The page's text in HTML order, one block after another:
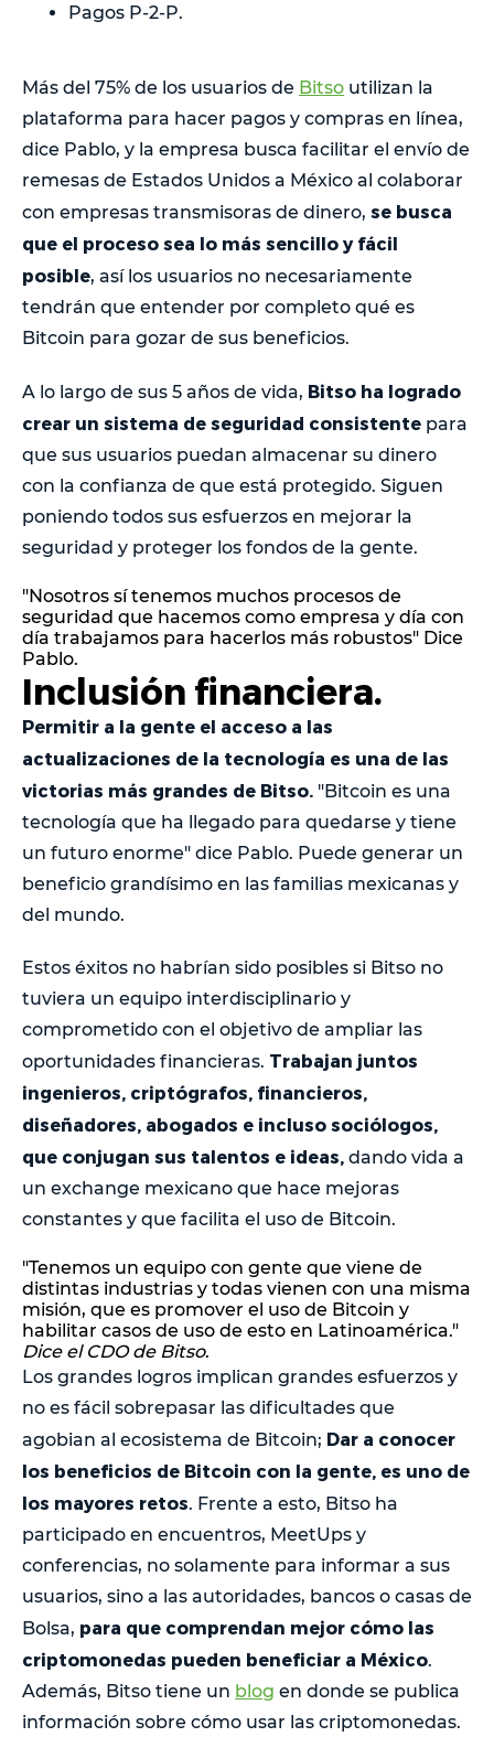
Pagos P-2-P.
Más del 75% de los usuarios de Bitso utilizan la
plataforma para hacer pagos y compras en línea,
dice Pablo, y la empresa busca facilitar el envío de
remesas de Estados Unidos a México al colaborar
con empresas transmisoras de dinero, se busca
que el proceso sea lo más sencillo y fácil
posible, así los usuarios no necesariamente
tendrán que entender por completo qué es
Bitcoin para gozar de sus beneficios.
A lo largo de sus 5 años de vida, Bitso ha logrado
crear un sistema de seguridad consistente para
que sus usuarios puedan almacenar su dinero
con la confianza de que está protegido. Siguen
poniendo todos sus esfuerzos en mejorar la
seguridad y proteger los fondos de la gente.
"Nosotros sí tenemos muchos procesos de
seguridad que hacemos como empresa y día con
día trabajamos para hacerlos más robustos" Dice
Pablo.
Inclusión financiera.
Permitir a la gente el acceso a las
actualizaciones de la tecnología es una de las
victorias más grandes de Bitso. "Bitcoin es una
tecnología que ha llegado para quedarse y tiene
un futuro enorme" dice Pablo. Puede generar un
beneficio grandísimo en las familias mexicanas y
del mundo.
Estos éxitos no habrían sido posibles si Bitso no
tuviera un equipo interdisciplinario y
comprometido con el objetivo de ampliar las
oportunidades financieras. Trabajan juntos
ingenieros, criptógrafos, financieros,
diseñadores, abogados e incluso sociólogos,
que conjugan sus talentos e ideas, dando vida a
un exchange mexicano que hace mejoras
constantes y que facilita el uso de Bitcoin.
"Tenemos un equipo con gente que viene de
distintas industrias y todas vienen con una misma
misión, que es promover el uso de Bitcoin y
habilitar casos de uso de esto en Latinoamérica."
Dice el CDO de Bitso.
Los grandes logros implican grandes esfuerzos y
no es fácil sobrepasar las dificultades que
agobian al ecosistema de Bitcoin; Dar a conocer
los beneficios de Bitcoin con la gente, es uno de
los mayores retos. Frente a esto, Bitso ha
participado en encuentros, MeetUps y
conferencias, no solamente para informar a sus
usuarios, sino a las autoridades, bancos o casas de
Bolsa, para que comprendan mejor cómo las
criptomonedas pueden beneficiar a México.
Además, Bitso tiene un blog en donde se publica
información sobre cómo usar las criptomonedas.